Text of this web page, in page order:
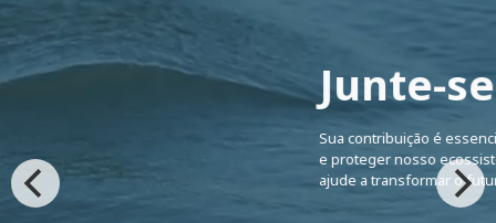
Junte-
Sua contribuição é
e proteger nosso
ajude a transformar o